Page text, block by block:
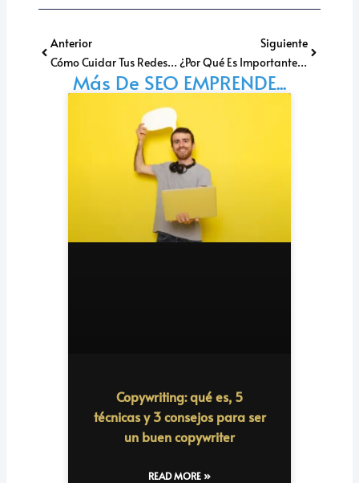
Anterior
Cómo Cuidar Tus Redes Sociales Y 9 Razones Para Invertir En Un Social Media Manager
Siguiente
¿Por Qué Es Importante Tener Carta Digital En Un Restaurante?
Más De SEO EMPRENDE...
Copywriting: qué es, 5
técnicas y 3 consejos para ser
un buen copywriter
READ MORE »